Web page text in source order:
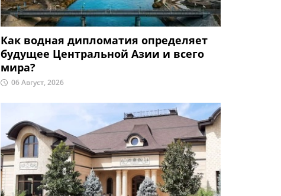
Как водная дипломатия определяет
будущее Центральной Азии и всего
мира?
06 Август, 2026